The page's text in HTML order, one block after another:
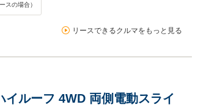
スの場合）
リースできるクルマをもっと見る
ルーフ 4WD 両側電動スライ